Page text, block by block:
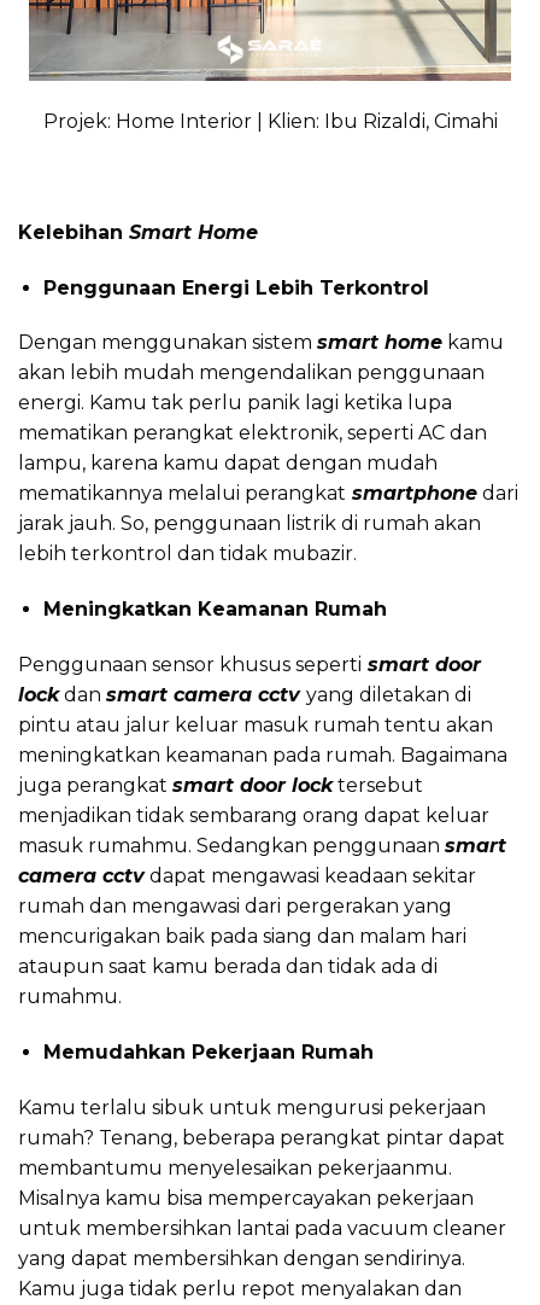
Projek: Home Interior | Klien: Ibu Rizaldi, Cimahi
Kelebihan Smart Home
Penggunaan Energi Lebih Terkontrol
Dengan menggunakan sistem smart home kamu
akan lebih mudah mengendalikan penggunaan
energi. Kamu tak perlu panik lagi ketika lupa
mematikan perangkat elektronik, seperti AC dan
lampu, karena kamu dapat dengan mudah
mematikannya melalui perangkat smartphone dari
jarak jauh. So, penggunaan listrik di rumah akan
lebih terkontrol dan tidak mubazir.
Meningkatkan Keamanan Rumah
Penggunaan sensor khusus seperti smart door
lockdan smart camera cctv yang diletakan di
pintu atau jalur keluar masuk rumah tentu akan
meningkatkan keamanan pada rumah. Bagaimana
juga perangkat smart door locktersebut
menjadikan tidak sembarang orang dapat keluar
masuk rumahmu. Sedangkan penggunaan smart
camera cctvdapat mengawasi keadaan sekitar
rumah dan mengawasi dari pergerakan yang
mencurigakan baik pada siang dan malam hari
ataupun saat kamu berada dan tidak ada di
rumahmu.
Memudahkan Pekerjaan Rumah
Kamu terlalu sibuk untuk mengurusi pekerjaan
rumah? Tenang, beberapa perangkat pintar dapat
membantumu menyelesaikan pekerjaanmu.
Misalnya kamu bisa mempercayakan pekerjaan
untuk membersihkan lantai pada vacuum cleaner
yang dapat membersihkan dengan sendirinya.
Kamu juga tidak perlu repot menyalakan dan